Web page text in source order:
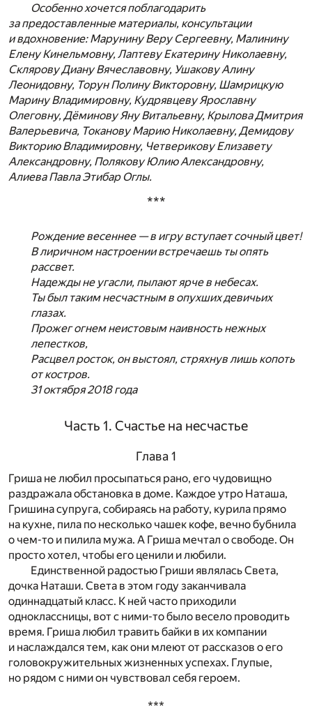
Особенно хочется поблагодарить
за предоставленные материалы, консультации
и вдохновение: Марунину Веру Сергеевну, Малинину
Елену Кинельмовну, Лаптеву Екатерину Николаевну,
Склярову Диану Вячеславовну, Ушакову Алину
Леонидовну, Торун Полину Викторовну, Шамрицкую
Марину Владимировну, Кудрявцеву Ярославну
Олеговну, Дёминову Яну Витальевну, Крылова Дмитрия
Валерьевича, Токанову Марию Николаевну, Демидову
Викторию Владимировну, Четверикову Елизавету
Александровну, Полякову Юлию Александровну,
Алиева Павла Этибар Оглы.
***
Рождение весеннее — в игру вступает сочный цвет!
В лиричном настроении встречаешь ты опять
рассвет.
Надежды не угасли, пылают ярче в небесах.
Ты был таким несчастным в опухших девичьих
глазах.
Прожег огнем неистовым наивность нежных
лепестков,
Расцвел росток, он выстоял, стряхнув лишь копоть
от костров.
31 октября 2018 года
Часть 1. Счастье на несчастье
Глава 1
Гриша не любил просыпаться рано, его чудовищно
раздражала обстановка в доме. Каждое утро Наташа,
Гришина супруга, собираясь на работу, курила прямо
на кухне, пила по несколько чашек кофе, вечно бубнила
о чем-то и пилила мужа. А Гриша мечтал о свободе. Он
просто хотел, чтобы его ценили и любили.
Единственной радостью Гриши являлась Света,
дочка Наташи. Света в этом году заканчивала
одиннадцатый класс. К ней часто приходили
одноклассницы, вот с ними-то было весело проводить
время. Гриша любил травить байки в их компании
и наслаждался тем, как они млеют от рассказов о его
головокружительных жизненных успехах. Глупые,
но рядом с ними он чувствовал себя героем.
***